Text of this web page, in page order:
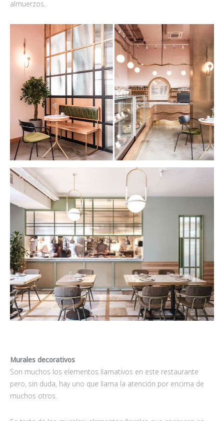
almuerzos.
Murales decorativos
Son muchos los elementos llamativos en este restaurante
pero, sin duda, hay uno que llama la atención por encima de
muchos otros.